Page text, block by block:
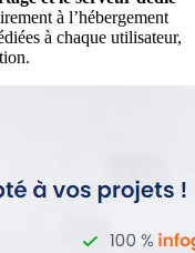
à l’hébergement
à chaque utilisateur,